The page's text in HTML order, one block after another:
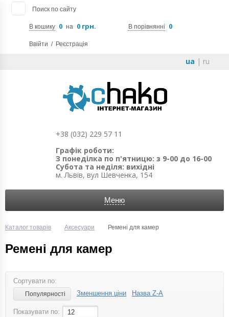
Поиск по сайту
В кошику 0 на 0 грн. В порівнянні 0
Ввійти / Реєстрація
ua | ru
+38 (032) 229 57 11
Графік роботи:
З понеділка по п'ятницю: з 9-00 до 16-00
Субота та неділя: вихідні
м. Львів, вул Шевченка, 154
Меню
Каталог товарів Аксесуари Ремені для камер
Ремені для камер
Сортувати по:
Популярності Зменшення ціни Назва Z-A
Показувати по:
12